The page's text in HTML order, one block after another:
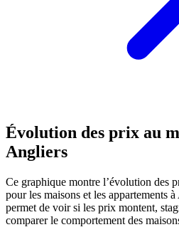
Évolution des prix au
Angliers
Ce graphique montre l’évolution des
pour les maisons et les appartements
permet de voir si les prix montent,
comparer le comportement des